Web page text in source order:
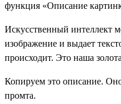
функция «Описание
Искусственный интеллект
изображение и выдает
происходит. Это наша
Копируем это описание.
промта.